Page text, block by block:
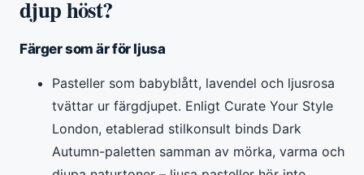
djup höst?
Färger som är för ljusa
Pasteller som babyblått, lavendel och ljusrosa
tvättar ur färgdjupet. Enligt Curate Your Style
London, etablerad stilkonsult binds Dark
Autumn-paletten samman av mörka, varma och